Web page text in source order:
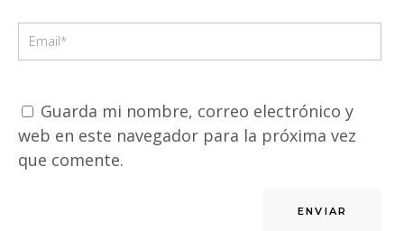
Guarda mi nombre, correo electrónico y
web en este navegador para la próxima vez
que comente.